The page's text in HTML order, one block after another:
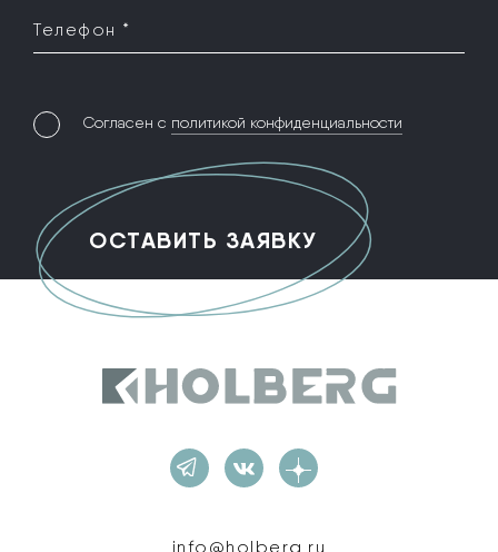
Телефон *
Согласен с политикой конфиденциальности
info@holberg.ru